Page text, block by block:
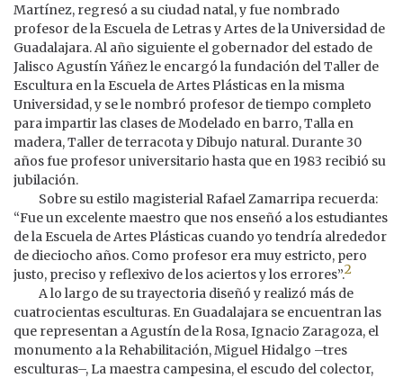
Martínez, regresó a su ciudad natal, y fue nombrado
profesor de la Escuela de Letras y Artes de la Universidad de
Guadalajara. Al año siguiente el gobernador del estado de
Jalisco Agustín Yáñez le encargó la fundación del Taller de
Escultura en la Escuela de Artes Plásticas en la misma
Universidad, y se le nombró profesor de tiempo completo
para impartir las clases de Modelado en barro, Talla en
madera, Taller de terracota y Dibujo natural. Durante 30
años fue profesor universitario hasta que en 1983 recibió su
jubilación.
Sobre su estilo magisterial Rafael Zamarripa recuerda:
“Fue un excelente maestro que nos enseñó a los estudiantes
de la Escuela de Artes Plásticas cuando yo tendría alrededor
de dieciocho años. Como profesor era muy estricto, pero
justo, preciso y reflexivo de los aciertos y los errores”.2
A lo largo de su trayectoria diseñó y realizó más de
cuatrocientas esculturas. En Guadalajara se encuentran las
que representan a Agustín de la Rosa, Ignacio Zaragoza, el
monumento a la Rehabilitación, Miguel Hidalgo –tres
esculturas–, La maestra campesina, el escudo del colector,